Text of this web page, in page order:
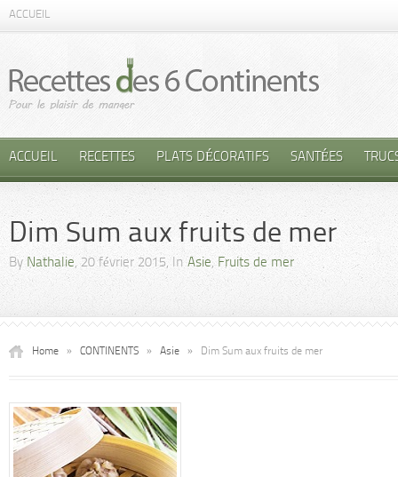
ACCUEIL
ACCUEIL RECETTES PLATS DÉCORATIFS SANTÉES
Dim Sum aux fruits de mer
By Nathalie, 20 février 2015, InAsie, Fruits de mer
Home » CONTINENTS » Asie » Dim Sum aux fruits de mer